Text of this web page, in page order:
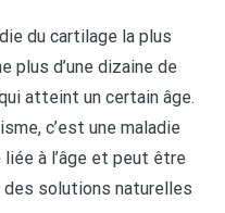
du cartilage la plus
plus d’une dizaine de
atteint un certain âge.
c’est une maladie
à l’âge et peut être
solutions naturelles